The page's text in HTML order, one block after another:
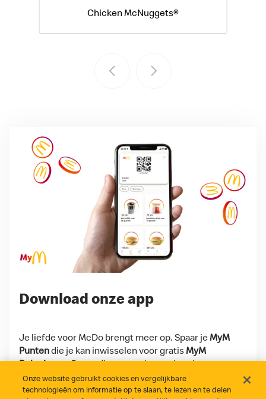
Chicken McNuggets®
Download onze app
Je liefde voor McDo brengt meer op. Spaar jeMyM
Puntendie je kan inwisselen voor gratisMyM
Beloningen. Bovendien scoor je regelmatig
exclusieveMyM Dealsen toffe extra's, enkel voor
onze app-gebruikers!
Onze website gebruikt cookies en vergelijkbare
technologieën om informatie op te slaan, te lezen en te delen